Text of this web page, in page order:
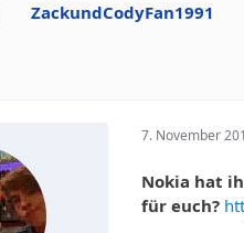
ZackundCodyFan1991
7. November
Nokia hat
für euch?